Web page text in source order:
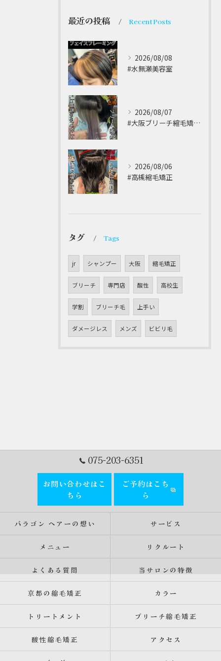
最近の投稿 Recent Posts
2026/08/08
#水無瀬美容室⁡
2026/08/07
#大阪ブリーチ縮毛矯正 ⁡
2026/08/06
#高槻縮毛矯正 ⁡
タグ Tags
jr シャンプー 大阪 縮毛矯正
ブリーチ 専門店 酸性 高校生
学割 ブリーチ毛 上手い
ダメージレス メンズ ビビリ毛
075-203-6351
お問い合わせはこ
ちら
ご予約はこち
ら
パラゴン ヘアーの想い サービス
メニュー リクルート
よくある質問 当サロンの特徴
京都の縮毛矯正 カラー
トリートメント ブリーチ縮毛矯正
酸性縮毛矯正 アクセス